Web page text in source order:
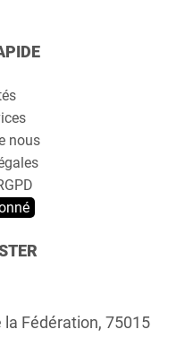
nous
la Fédération, 75015